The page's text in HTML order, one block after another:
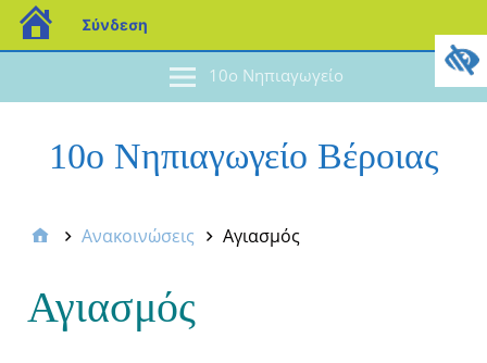
10ο Νηπιαγωγείο
10ο Νηπιαγωγείο Βέροιας
Ανακοινώσεις Αγιασμός
Αγιασμός
Σύνδεση